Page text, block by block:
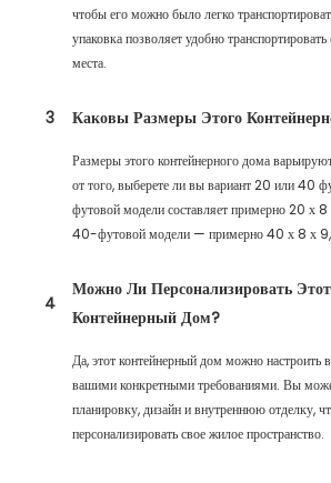
чтобы его можно было легко
упаковка позволяет удобно
места.
3 Каковы Размеры Этого
Размеры этого контейнерного дома
от того, выберете ли вы вариант 20 или 40
футовой модели составляет примерно 20 х
40-футовой модели — примерно 40 х 8 х
4
Можно Ли Персонализировать Этот
Контейнерный Дом?
Да, этот контейнерный дом можно настроить
вашими конкретными требованиями. Вы
планировку, дизайн и внутреннюю отделку,
персонализировать свое жилое пространство.